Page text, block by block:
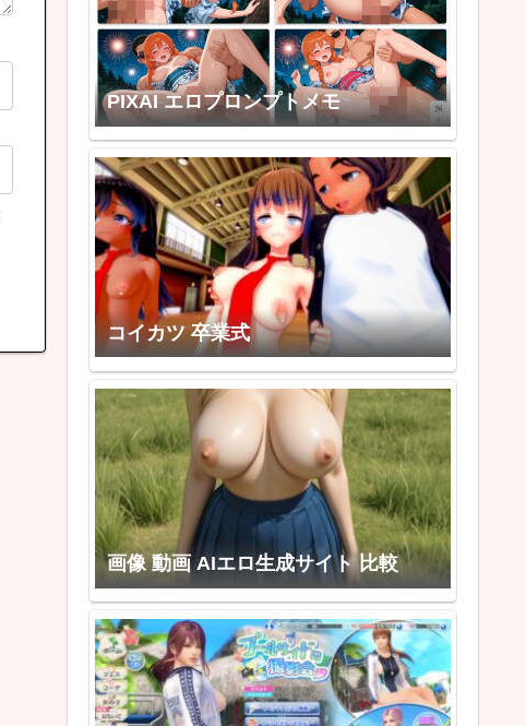
PIXAI エロプロンプトメモ
コイカツ 卒業式
画像 動画 AIエロ生成サイト 比較